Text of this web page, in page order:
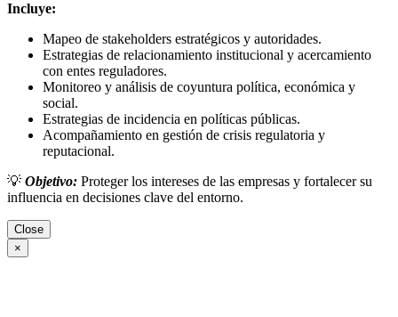
Incluye:
Mapeo de stakeholders estratégicos y autoridades.
Estrategias de relacionamiento institucional y acercamiento
con entes reguladores.
Monitoreo y análisis de coyuntura política, económica y
social.
Estrategias de incidencia en políticas públicas.
Acompañamiento en gestión de crisis regulatoria y
reputacional.
💡 Objetivo: Proteger los intereses de las empresas y fortalecer su
influencia en decisiones clave del entorno.
Close
×